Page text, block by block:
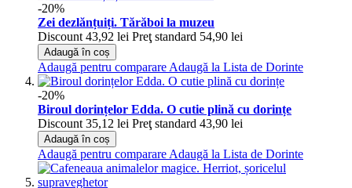
-20%
Zei dezlănțuiți. Tărăboi la muzeu
Discount 43,92 lei Preţ standard 54,90 lei
Adaugă în coș
Adaugă pentru comparare Adaugă la Lista de Dorinte
-20%
Biroul dorințelor Edda. O cutie plină cu dorințe
Discount 35,12 lei Preţ standard 43,90 lei
Adaugă în coș
Adaugă pentru comparare Adaugă la Lista de Dorinte